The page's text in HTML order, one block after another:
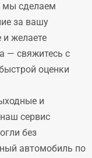
мы сделаем
за вашу
желаете
— свяжитесь с
оценки
и
сервис
без
автомобиль по